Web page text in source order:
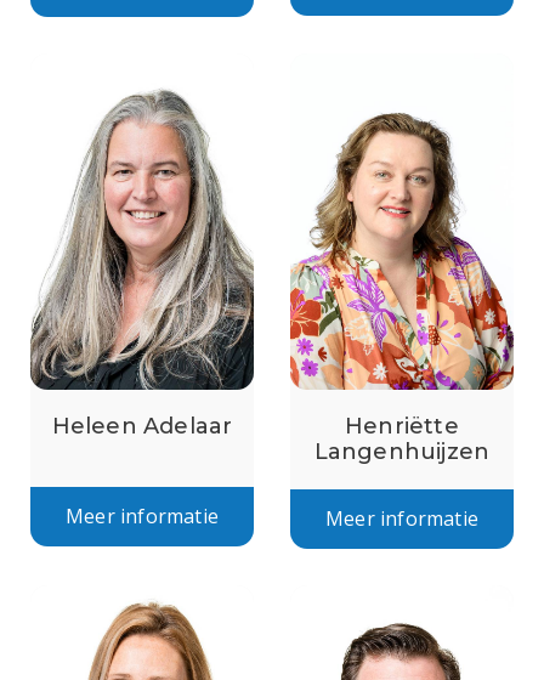
Heleen Adelaar
Meer informatie
Henriëtte
Langenhuijzen
Meer informatie